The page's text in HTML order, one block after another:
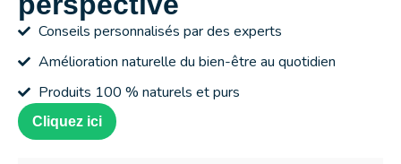
Conseils personnalisés par des experts
Amélioration naturelle du bien-être au quotidien
Produits 100 % naturels et purs
Cliquez ici